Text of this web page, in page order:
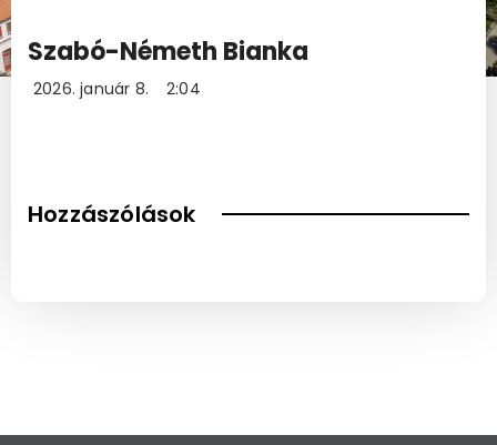
Szabó-Németh Bianka
2026. január 8. 2:04
Hozzászólások